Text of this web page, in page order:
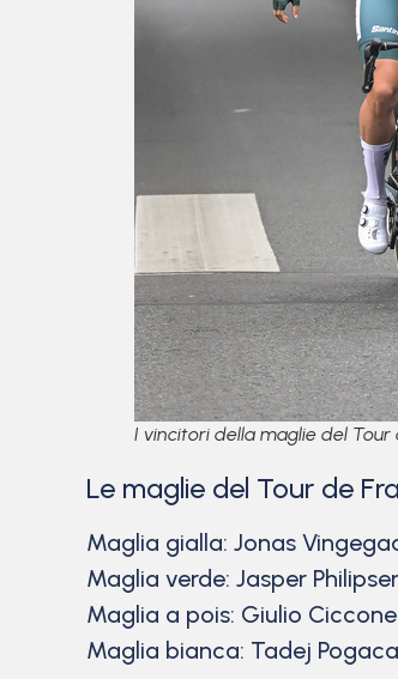
I vincitori della maglie del Tour
Le maglie del Tour de
Maglia gialla: Jonas
Maglia verde: Jasper
Maglia a pois: Giulio
Maglia bianca: Tadej